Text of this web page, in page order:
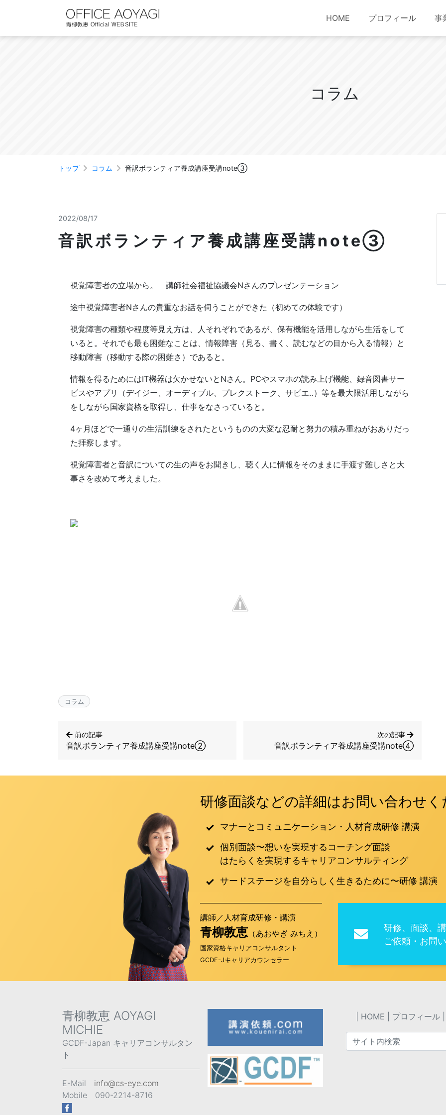
HOME プロフィール 事
コ ラ ム
トップ コラム 音訳ボランティア養成講座受講note③
2022/08/17
音訳ボランティア養成講座受講note③
視覚障害者の立場から。 講師社会福祉協議会Nさんのプレゼンテーション
途中視覚障害者Nさんの貴重なお話を伺うことができた（初めての体験です）
視覚障害の種類や程度等見え方は、人それぞれであるが、保有機能を活用しながら生活をして
いると。それでも最も困難なことは、情報障害（見る、書く、読むなどの目から入る情報）と
移動障害（移動する際の困難さ）であると。
情報を得るためにはIT機器は欠かせないとNさん。PCやスマホの読み上げ機能、録音図書サー
ビスやアプリ（デイジー、オーディブル、プレクストーク、サピエ‥）等を最大限活用しながら
をしながら国家資格を取得し、仕事をなさっていると。
4ヶ月ほどで一通りの生活訓練をされたというものの大変な忍耐と努力の積み重ねがおありだっ
た拝察します。
視覚障害者と音訳についての生の声をお聞きし、聴く人に情報をそのままに手渡す難しさと大
事さを改めて考えました。
コラム
前の記事
音訳ボランティア養成講座受講note②
次の記事
音訳ボランティア養成講座受講note④
研修面談などの詳細はお問い合わせく
マナーとコミュニケーション・人材育成研修 講演
個別面談〜想いを実現するコーチング面談
はたらくを実現するキャリアコンサルティング
サードステージを自分らしく生きるために〜研修 講演
講師／人材育成研修・講演
青柳教恵 （あおやぎ みちえ）
国家資格キャリアコンサルタント
GCDF-Jキャリアカウンセラー
研修、面談、
ご依頼・お問
青柳教恵 AOYAGI
MICHIE
GCDF-Japan キャリアコンサルタン
ト
E-Mail info@cs-eye.com
Mobile 090-2214-8716
HOME プロフィール